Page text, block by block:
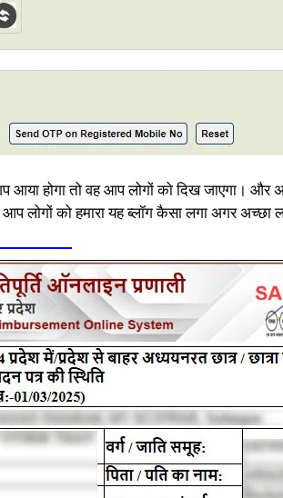
होगा तो वह आप लोगों को दिख जाएगा। और
को हमारा यह ब्लॉग कैसा लगा अगर अच्छा